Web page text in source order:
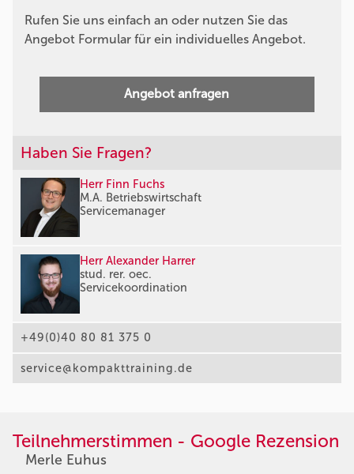
Rufen Sie uns einfach an oder nutzen Sie das
Angebot Formular für ein individuelles Angebot.
Angebot anfragen
Haben Sie Fragen?
Herr Finn Fuchs
M.A. Betriebswirtschaft
Servicemanager
Herr Alexander Harrer
stud. rer. oec.
Servicekoordination
+49(0)40 80 81 375 0
service@kompakttraining.de
Teilnehmerstimmen - Google Rezension
Merle Euhus